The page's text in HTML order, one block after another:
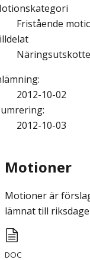
Fristående
:
2012-10-02
:
2012-10-03
Motioner
Motioner är
lämnat till
DOC